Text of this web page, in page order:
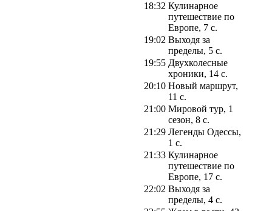
18:32 Кулинарное
путешествие по
Европе, 7 с.
19:02 Выходя за
пределы, 5 с.
19:55 Двухколесные
хроники, 14 с.
20:10 Новый маршрут,
11 с.
21:00 Мировой тур, 1
сезон, 8 с.
21:29 Легенды Одессы,
1 с.
21:33 Кулинарное
путешествие по
Европе, 17 с.
22:02 Выходя за
пределы, 4 с.